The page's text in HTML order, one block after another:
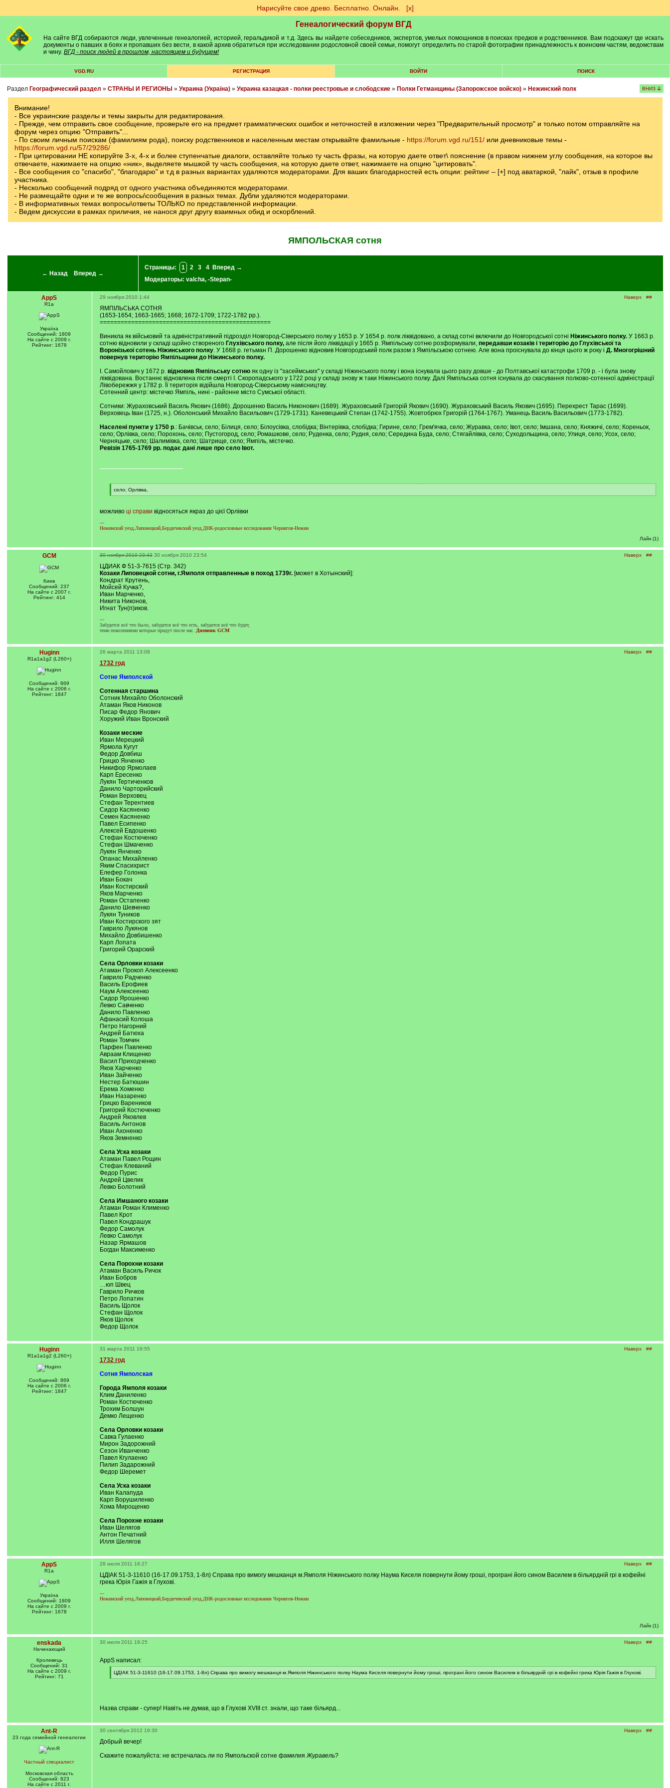
Нарисуйте свое древо. Бесплатно. Онлайн. [х]
Генеалогический форум ВГД
На сайте ВГД собираются люди, увлеченные генеалогией, историей, геральдикой и т.д. Здесь вы найдете собеседников, экспертов, умелых помощников в поисках предков и родственников. Вам подскажут где искать
документы о павших в боях и пропавших без вести, в какой архив обратиться при исследовании родословной своей семьи, помогут определить по старой фотографии принадлежность к воинским частям, ведомствам
и чину. ВГД - поиск людей в прошлом, настоящем и будущем!
VGD.RU РЕГИСТРАЦИЯ ВОЙТИ ПОИСК
Раздел Географический раздел » СТРАНЫ И РЕГИОНЫ » Украина (Україна)» Украина казацкая - полки реестровые и слободские» Полки Гетманщины (Запорожское войско)» Нежинский полк ВНИЗ ⇊
Внимание!
- Все украинские разделы и темы закрыты для редактирования.
- Прежде, чем отправить свое сообщение, проверьте его на предмет грамматических ошибок и неточностей в изложении через "Предварительный просмотр" и только потом отправляйте на
форум через опцию "Отправить"...
- По своим личным поискам (фамилиям рода), поиску родственников и населенным местам открывайте фамильные - https://forum.vgd.ru/151/или дневниковые темы -
https://forum.vgd.ru/57/29286/
- При цитировании НЕ копируйте 3-х, 4-х и более ступенчатые диалоги, оставляйте только ту часть фразы, на которую даете ответ\ пояснение (в правом нижнем углу сообщения, на которое вы
отвечаете, нажимаете на опцию «ник», выделяете мышкой ту часть сообщения, на которую даете ответ, нажимаете на опцию "цитировать".
- Все сообщения со "спасибо", "благодарю" и т.д в разных вариантах удаляются модераторами. Для ваших благодарностей есть опции: рейтинг – [+] под аватаркой, "лайк", отзыв в профиле
участника.
- Несколько сообщений подряд от одного участника объединяются модераторами.
- Не размещайте одни и те же вопросы\сообщения в разных темах. Дубли удаляются модераторами.
- В информативных темах вопросы\ответы ТОЛЬКО по представленной информации.
- Ведем дискуссии в рамках приличия, не нанося друг другу взаимных обид и оскорблений.
ЯМПОЛЬСКАЯ сотня
← Назад Вперед →
Страницы: 1 2 3 4
Вперед →
Модераторы: valcha, -Stepan-
AppS
R1a
Україна
Сообщений: 1809
На сайте с 2009 г.
Рейтинг: 1678
Наверх ##
29 ноября 2010 1:44
ЯМПІЛЬСЬКА СОТНЯ
(1653-1654; 1663-1665; 1668; 1672-1709; 1722-1782 pp.).
=================================================
Виникла як військовий та адміністративний підрозділ Новгород-Сіверського полку у 1653 р. У 1654 р. полк ліквідовано, а склад сотні включили до Новгородської сотні Ніжинського полку.У 1663 р.
сотню відновили у складі щойно створеногоГлухівського полку,але після його ліквідації у 1665 р. Ямпільську сотню розформували, передавши козаків і територію до Глухівської та
Воронізької сотень Ніжинського полку. У 1668 р. гетьман П. Дорошенко відновив Новгородський полк разом з Ямпільською сотнею. Але вона проіснувала до кінця цього ж року і Д. Многогрішний
повернув територію Ямпільщини до Ніжинського полку.
І. Самойлович у 1672 р.відновив Ямпільську сотнюяк одну із "засеймських" у складі Ніжинського полку і вона існувала цього разу довше - до Полтавської катастрофи 1709 р. - і була знову
ліквідована. Востаннє відновлена після смерті І. Скоропадського у 1722 році у складі знову ж таки Ніжинського полку. Далі Ямпільська сотня існувала до скасування полково-сотенної адміністрації
Лівобережжя у 1782 р. Її територія відійшла Новгород-Сіверському намісництву.
Сотенний центр: містечко Ямпіль, нині - районне місто Сумської області.
Сотники: Жураховський Василь Якович (1686). Дорошенко Василь Никонович (1689). Жураховський Григорій Якович (1690). Жураховський Василь Якович (1695). Перехрест Тарас (1699).
Верховець Іван (1725, н.). Оболонський Михайло Васильович (1729-1731). Каневецький Степан (1742-1755). Жовтобрюх Григорій (1764-1767). Уманець Василь Васильович (1773-1782).
Населені пункти у 1750 p.: Бачівськ, село; Білиця, село; Білоусівка, слобідка; Вінтерівка, слобідка; Гирине, село; Грем'ячка, село; Журавка, село; Івот, село; Імшана, село; Княжичі, село; Кореньок,
село; Орлівка, село; Порохонь, село; Пустогород, село; Ромашкове, село; Руденка, село; Рудня, село; Середина Буда, село; Стягайлівка, село; Суходольщина, село; Улиця, село; Усох, село;
Черняцьке, село; Шалимівка, село; Шатрище, село; Ямпіль, містечко.
Ревізія 1765-1769 pp. подає дані лише про село Івот.
[
q
село; Орлівка,
[
]
можливо ці справи відносяться якраз до цієї Орлівки
---
Нежинский уезд, Липовецкий, Бердичевский уезд, ДНК-родословные исследования Чернигов-Нежин
Лайк (1)
GCM
Киев
Сообщений: 237
На сайте с 2007 г.
Рейтинг: 414
Наверх ##
30 ноября 2010 23:43 30 ноября 2010 23:54
ЦДИАК Ф 51-3-7615 (Стр. 342)
Козаки Липовецкой сотни, г.Ямполя отправленные в поход 1739г. [может в Хотынский]:
Кондрат Крутень,
Мойсей Кучка?,
Иван Марченко,
Никита Никонов,
Игнат Тун(п)иков.
---
Забудется всё что было, забудется всё что есть, забудется всё что будет,
теми поколениями которые придут после нас.
Дневник GCM
Huginn
R1a1a1g2 (L260+)
Сообщений: 869
На сайте с 2006 г.
Рейтинг: 1847
Наверх ##
26 марта 2011 13:08
1732 год
Сотне Ямполской
Сотенная старшина
Сотник Михайло Оболонский
Атаман Яков Никонов
Писар Федор Янович
Хоружий Иван Вронский
Козаки меские
Иван Мерецкий
Ярмола Кугут
Федор Довбиш
Грицко Янченко
Никифор Ярмолаев
Карп Ересенко
Лукян Тертиченков
Данило Чарторийский
Роман Верховец
Стефан Терентиев
Сидор Касяненко
Семен Касяненко
Павел Есипенко
Алексей Евдошенко
Стефан Костюченко
Стефан Шмаченко
Лукян Янченко
Опанас Михайленко
Яким Спасихрист
Елефер Голонка
Иван Бокач
Иван Костирский
Яков Марченко
Роман Остапенко
Данило Шевченко
Лукян Туников
Иван Костирского зят
Гаврило Лукянов
Михайло Довбишенко
Карп Лопата
Григорий Орарский
Села Орловки козаки
Атаман Прокоп Алексеенко
Гаврило Радченко
Василь Ерофиев
Наум Алексеенко
Сидор Ярошенко
Левко Савченко
Данило Павленко
Афанасий Колоша
Петро Нагорний
Андрей Батюха
Роман Томчин
Парфен Павленко
Авраам Клищенко
Васил Приходченко
Яков Харченко
Иван Зайченко
Нестер Батюшин
Ерема Хоменко
Иван Назаренко
Грицко Вареников
Григорий Костюченко
Андрей Яковлев
Василь Антонов
Иван Ахоненко
Яков Земненко
Села Уска козаки
Атаман Павел Рощин
Стефан Клеваний
Федор Пурис
Андрей Цвелик
Левко Болотний
Села Имшаного козаки
Атаман Роман Клименко
Павел Крот
Павел Кондрашук
Федор Самолук
Левко Самолук
Назар Ярмашов
Богдан Максименко
Села Порохни козаки
Атаман Василь Ричок
Иван Бобров
…юп Швец
Гаврило Ричков
Петро Лопатин
Василь Щолок
Стефан Щолок
Яков Щолок
Федор Щолок
Huginn
R1a1a1g2 (L260+)
Сообщений: 869
На сайте с 2006 г.
Рейтинг: 1847
Наверх ##
31 марта 2011 19:55
1732 год
Сотня Ямполская
Города Ямполя козаки
Клим Даниленко
Роман Костюченко
Трохим Болшун
Демко Лещенко
Села Орловки козаки
Савка Гулаенко
Мирон Задорожний
Сезон Иванченко
Павел Кгулаенко
Пилип Задарожний
Федор Шеремет
Села Уска козаки
Иван Калапуда
Карп Ворушиленко
Хома Мирощенко
Села Порохне козаки
Иван Шелягов
Антон Печатний
Илля Шелягов
AppS
R1a
Україна
Сообщений: 1809
На сайте с 2009 г.
Рейтинг: 1678
Наверх ##
28 июля 2011 16:27
ЦДІАК 51-3-11610 (16-17.09.1753, 1-8л) Справа про вимогу мешканця м.Ямполя Ніжинського полку Наума Киселя повернути йому гроші, програні його сином Василем в більярдній грі в кофейні
грека Юрія Гажія в Глухові.
---
Нежинский уезд, Липовецкий, Бердичевский уезд, ДНК-родословные исследования Чернигов-Нежин
Лайк (1)
enskada
Начинающий
Кролевець
Сообщений: 31
На сайте с 2009 г.
Рейтинг: 71
Наверх ##
30 июля 2011 19:25
AppS написал:
[
q
ЦДІАК 51-3-11610 (16-17.09.1753, 1-8л) Справа про вимогу мешканця м.Ямполя Ніжинського полку Наума Киселя повернути йому гроші, програні його сином Василем в більярдній грі в кофейні грека Юрія Гажія в Глухові.
[
Назва справи - супер! Навіть не думав, що в Глухові XVIII ст. знали, що таке більярд...
Ant-R
23 года семейной генеалогии
Частный специалист
Московская область
Сообщений: 823
На сайте с 2011 г.
Наверх ##
30 сентября 2012 19:30
Добрый вечер!
Скажите пожалуйста: не встречалась ли по Ямпольской сотне фамилияЖуравель?